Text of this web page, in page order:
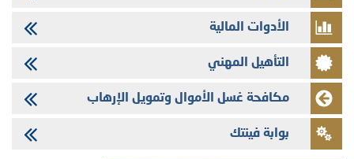
تهنئة بمناسبة عيد العرش المجيد
29/07/2026
تنشر الهيئة المغربية لسوق الرساميل العدد الرابع عشر من مجلة سوق الرساميل
28/07/2026
Med Paper - تجاوز حد المساهمة 5%
24/07/2026
Saham Leasing - التحيين السنوي لملف المعلومات المتعلق ببرنامج إصدار
الأدوات المالية
التأهيل المهني
مكافحة غسل الأموال وتمويل الإرهاب
بوابة فينتك